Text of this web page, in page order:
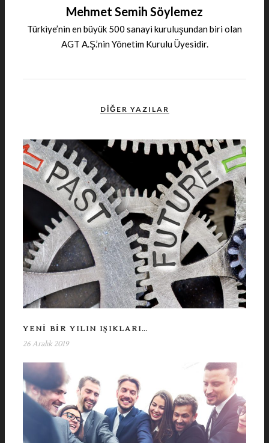
Mehmet Semih Söylemez
Türkiye’nin en büyük 500 sanayi kuruluşundan biri olan
AGT A.Ş.’nin Yönetim Kurulu Üyesidir.
DIĞER YAZILAR
YENI BIR YILIN IŞIKLARI…
26 Aralık 2019